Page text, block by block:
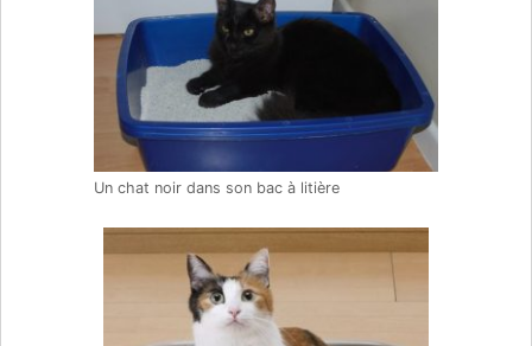
Un chat noir dans son bac à litière